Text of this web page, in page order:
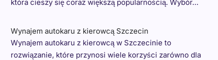
która cieszy się coraz większą popularnością. Wybór…
Wynajem autokaru z kierowcą Szczecin
Wynajem autokaru z kierowcą w Szczecinie to
rozwiązanie, które przynosi wiele korzyści zarówno dla